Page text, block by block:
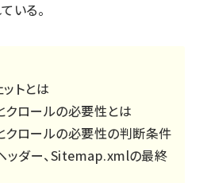
いる。
トとは
クロールの必要性とは
クロールの必要性の判断条件
ッダー、Sitemap.xmlの最終